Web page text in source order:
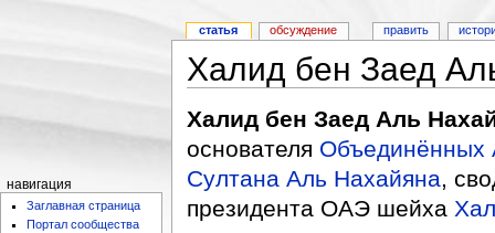
Халид бен Заед
Халид бен Заед Аль
основателя Объединённых
Султана Аль Нахайяна,
президента ОАЭ шейха
статья обсуждение править
навигация
Заглавная страница
Портал сообщества